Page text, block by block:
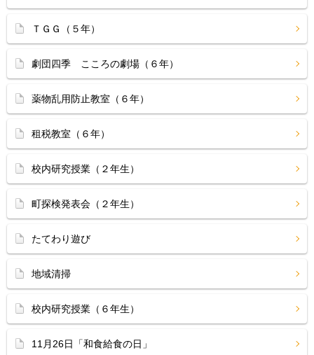
ＴＧＧ（５年）
劇団四季 こころの劇場（６年）
薬物乱用防止教室（６年）
租税教室（６年）
校内研究授業（２年生）
町探検発表会（２年生）
たてわり遊び
地域清掃
校内研究授業（６年生）
11月26日「和食給食の日」